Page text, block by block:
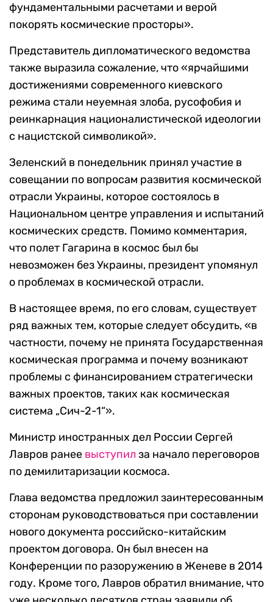
фундаментальными расчетами и верой
покорять космические просторы».
Представитель дипломатического ведомства
также выразила сожаление, что «ярчайшими
достижениями современного киевского
режима стали неуемная злоба, русофобия и
реинкарнация националистической идеологии
с нацистской символикой».
Зеленский в понедельник принял участие в
совещании по вопросам развития космической
отрасли Украины, которое состоялось в
Национальном центре управления и испытаний
космических средств. Помимо комментария,
что полет Гагарина в космос был бы
невозможен без Украины, президент упомянул
о проблемах в космической отрасли.
В настоящее время, по его словам, существует
ряд важных тем, которые следует обсудить, «в
частности, почему не принята Государственная
космическая программа и почему возникают
проблемы с финансированием стратегически
важных проектов, таких как космическая
система „Сич-2-1“».
Министр иностранных дел России Сергей
Лавров ранее выступил за начало переговоров
по демилитаризации космоса.
Глава ведомства предложил заинтересованным
сторонам руководствоваться при составлении
нового документа российско-китайским
проектом договора. Он был внесен на
Конференции по разоружению в Женеве в 2014
году. Кроме того, Лавров обратил внимание, что